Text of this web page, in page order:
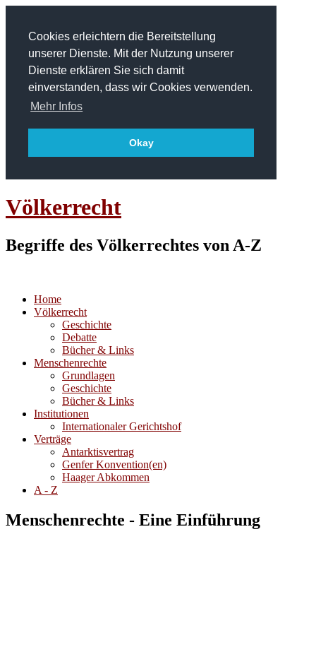
Cookies erleichtern die Bereitstellung
unserer Dienste. Mit der Nutzung unserer
Dienste erklären Sie sich damit
einverstanden, dass wir Cookies verwenden.
Mehr Infos
Okay
Völkerrecht
Begriffe des Völkerrechtes von A-Z
Home
Völkerrecht
Geschichte
Debatte
Bücher & Links
Menschenrechte
Grundlagen
Geschichte
Bücher & Links
Institutionen
Internationaler Gerichtshof
Verträge
Antarktisvertrag
Genfer Konvention(en)
Haager Abkommen
A - Z
Menschenrechte - Eine Einführung